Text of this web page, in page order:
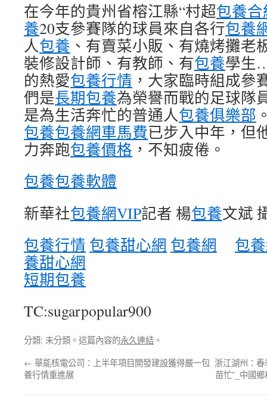
在今年的貴州省榕江縣“村超包養合
養20支參賽隊的球員來自各行包養
人包養 、有賣菜小販、有燒烤攤老
裝修設計師、有教師、有包養學生
的熱愛包養行情 ，大家臨時組成參
們是長期包養為榮譽而戰的足球隊
是為生活奔忙的普通人包養俱樂部
包養包養網車馬費已步入中年，但
力奔跑包養價格 ，不知疲倦。
包養包養軟體
新華社包養網VIP記者 楊包養文斌
包養行情 包養甜心網 包養網
包
養甜心網
短期包養
TC:sugarpopular900
分類: 未分類。這篇內容的永久連結 。
← 華能核電公司：上半年項目開發建設獲得嚴一包
養行情重進展
浙江湖州：
苗忙”_中國